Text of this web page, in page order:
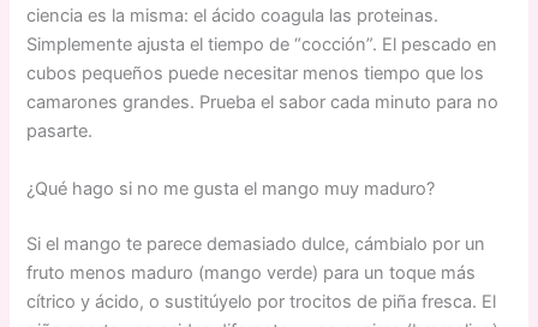
ciencia es la misma: el ácido coagula las proteinas.
Simplemente ajusta el tiempo de “cocción”. El pescado en
cubos pequeños puede necesitar menos tiempo que los
camarones grandes. Prueba el sabor cada minuto para no
pasarte.
¿Qué hago si no me gusta el mango muy maduro?
Si el mango te parece demasiado dulce, cámbialo por un
fruto menos maduro (mango verde) para un toque más
cítrico y ácido, o sustitúyelo por trocitos de piña fresca. El